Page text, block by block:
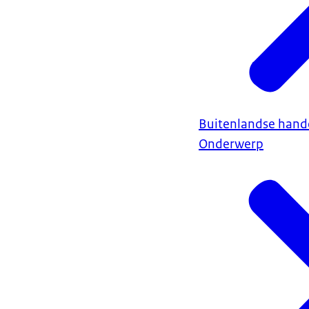
Buitenlandse
Onderwerp